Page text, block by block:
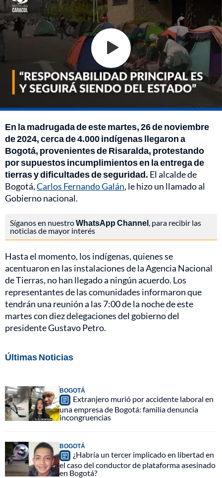
En la madrugada de este martes, 26 de noviembre
de 2024, cerca de 4.000 indígenas llegaron a
Bogotá, provenientes de Risaralda, protestando
por supuestos incumplimientos en la entrega de
tierras y dificultades de seguridad. El alcalde de
Bogotá,Carlos Fernando Galán, le hizo un llamado al
Gobierno nacional.
Síganos en nuestroWhatsApp Channel , para recibir las
noticias de mayor interés
Hasta el momento, los indígenas, quienes se
acentuaron en las instalaciones de la Agencia Nacional
de Tierras, no han llegado a ningún acuerdo. Los
representantes de las comunidades informaron que
tendrán una reunión a las 7:00 de la noche de este
martes con diez delegaciones del gobierno del
presidente Gustavo Petro.
Últimas Noticias
BOGOTÁ
Extranjero murió por accidente laboral en
una empresa de Bogotá: familia denuncia
incongruencias
BOGOTÁ
¿Habría un tercer implicado en libertad en
el caso del conductor de plataforma asesinado
en Bogotá?